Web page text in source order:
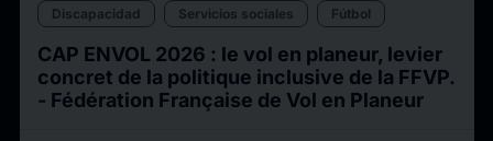
Discapacidad Servicios sociales Fútbol
CAP ENVOL 2026 : le vol en planeur, levier
concret de la politique inclusive de la FFVP.
- Fédération Française de Vol en Planeur